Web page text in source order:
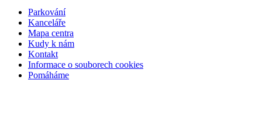
Parkování
Kanceláře
Mapa centra
Kudy k nám
Kontakt
Informace o souborech cookies
Pomáháme